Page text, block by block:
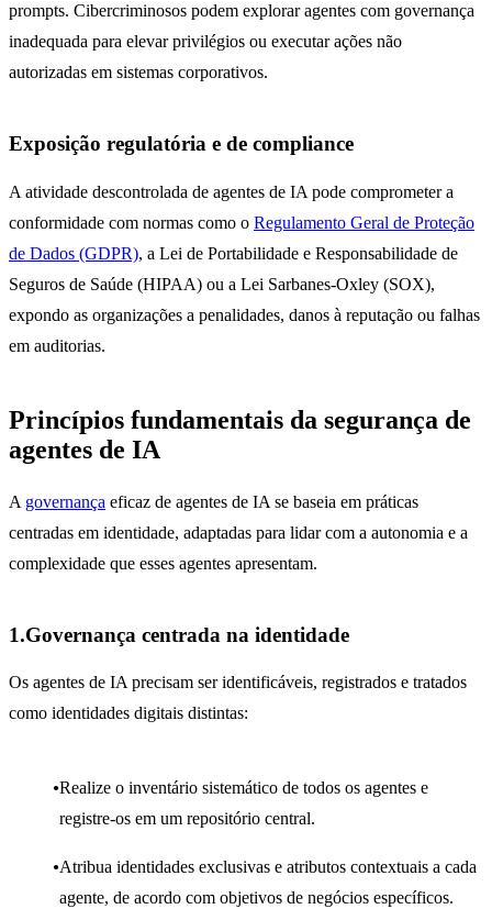
prompts. Cibercriminosos podem explorar agentes com governança
inadequada para elevar privilégios ou executar ações não
autorizadas em sistemas corporativos.
Exposição regulatória e de compliance
A atividade descontrolada de agentes de IA pode comprometer a
conformidade com normas como o Regulamento Geral de Proteção
de Dados (GDPR), a Lei de Portabilidade e Responsabilidade de
Seguros de Saúde (HIPAA) ou a Lei Sarbanes-Oxley (SOX),
expondo as organizações a penalidades, danos à reputação ou falhas
em auditorias.
Princípios fundamentais da segurança de
agentes de IA
A governança eficaz de agentes de IA se baseia em práticas
centradas em identidade, adaptadas para lidar com a autonomia e a
complexidade que esses agentes apresentam.
1.Governança centrada na identidade
Os agentes de IA precisam ser identificáveis, registrados e tratados
como identidades digitais distintas:
Realize o inventário sistemático de todos os agentes e
registre-os em um repositório central.
Atribua identidades exclusivas e atributos contextuais a cada
agente, de acordo com objetivos de negócios específicos.